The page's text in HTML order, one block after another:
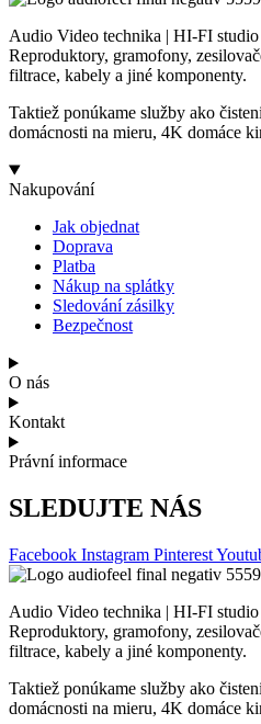
Audio Video technika | HI-FI
Reproduktory, gramofony,
filtrace, kabely a jiné komponenty.
Taktiež ponúkame služby ako
domácnosti na mieru, 4K domáce
Nakupování
Jak objednat
Doprava
Platba
Nákup na splátky
Sledování zásilky
Bezpečnost
O nás
Kontakt
Právní informace
SLEDUJTE NÁS
Facebook Instagram Pinterest
Audio Video technika | HI-FI
Reproduktory, gramofony,
filtrace, kabely a jiné komponenty.
Taktiež ponúkame služby ako
domácnosti na mieru, 4K domáce